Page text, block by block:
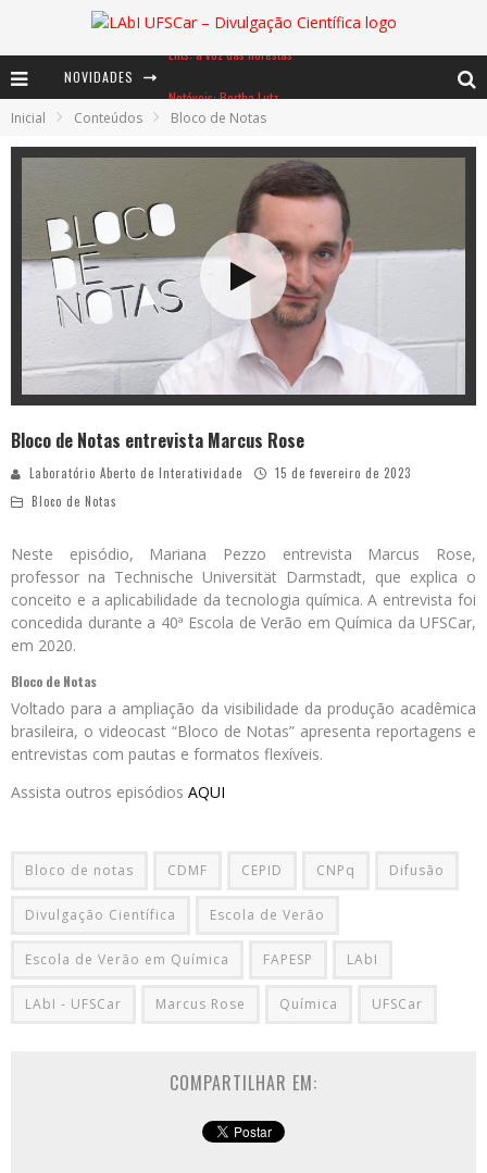
NOVIDADES
Ents: a voz das florestas
Inicial Conteúdos Bloco de Notas
Bloco de Notas entrevista Marcus Rose
Laboratório Aberto de Interatividade
15 de fevereiro de 2023
Bloco de Notas
Neste episódio, Mariana Pezzo entrevista Marcus Rose,
professor na Technische Universität Darmstadt, que explica o
conceito e a aplicabilidade da tecnologia química. A entrevista foi
concedida durante a 40ª Escola de Verão em Química da UFSCar,
em 2020.
Bloco de Notas
Voltado para a ampliação da visibilidade da produção acadêmica
brasileira, o videocast “Bloco de Notas” apresenta reportagens e
entrevistas com pautas e formatos flexíveis.
Assista outros episódios AQUI
Bloco de notas CDMF CEPID CNPq Difusão
Divulgação Científica Escola de Verão
Escola de Verão em Química FAPESP LAbI
LAbI - UFSCar Marcus Rose Química UFSCar
COMPARTILHAR EM: